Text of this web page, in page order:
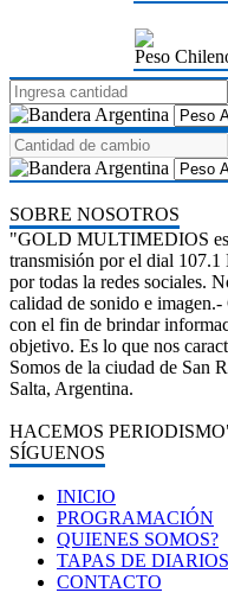
Peso
SOBRE NOSOTROS
"GOLD MULTIMEDIOS es
transmisión por el dial
por todas la redes sociales.
calidad de sonido e
con el fin de brindar
objetivo. Es lo que nos
Somos de la ciudad de San
Salta, Argentina.
HACEMOS
SÍGUENOS
INICIO
PROGRAMACIÓN
QUIENES SOMOS?
TAPAS DE DIARIOS
CONTACTO